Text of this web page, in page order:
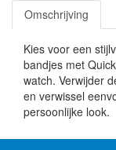
Omschrijving
Kies voor een
bandjes met
watch. Verwijder
en verwissel
persoonlijke look.